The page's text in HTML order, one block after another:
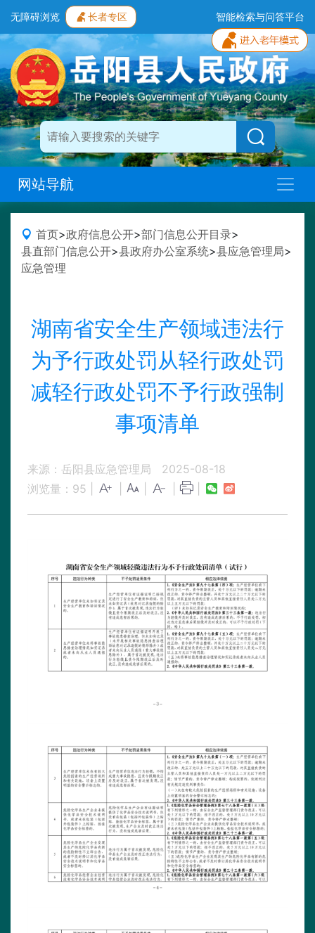
无障碍浏览 长者专区 智能检索与问答平台
网站导航
首页>政府信息公开>部门信息公开目录>
县直部门信息公开>县政府办公室系统>县应急管理局>
应急管理
湖南省安全生产领域违法行
为予行政处罚从轻行政处罚
减轻行政处罚不予行政强制
事项清单
来源：岳阳县应急管理局
2025-08-18
浏览量： 95